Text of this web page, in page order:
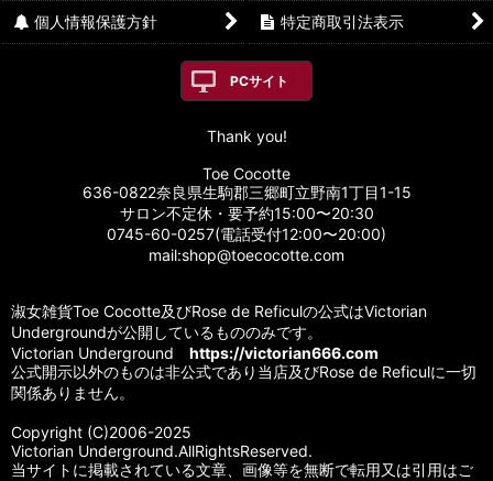
個人情報保護方針 特定商取引法表示
PCサイト
Thank you!
Toe Cocotte
636-0822奈良県生駒郡三郷町立野南1丁目1-15
サロン不定休・要予約15:00〜20:30
0745-60-0257(電話受付12:00〜20:00)
mail:shop@toecocotte.com
淑女雑貨Toe Cocotte及びRose de Reficulの公式はVictorian
Undergroundが公開しているもののみです。
Victorian Underground https://victorian666.com
公式開示以外のものは非公式であり当店及びRose de Reficulに一切
関係ありません。
Copyright (C)2006-2025
Victorian Underground.AllRightsReserved.
当サイトに掲載されている文章、画像等を無断で転用又は引用はご